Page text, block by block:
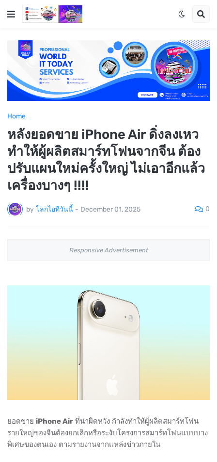
Home
หลังยอดขาย iPhone Air ดิ่งลงเหว
ทำให้ผู้ผลิตสมาร์ทโฟนจากจีน ต้อง
ปรับแผนใหม่ครั้งใหญ่ ไม่เอาอีกแล้ว
เครื่องบางๆ !!!!
by โลกไอทีวันนี้ - December 01, 2025 0
Responsive Advertisement
ยอดขาย iPhone Air ที่น่าผิดหวัง กำลังทำให้ผู้ผลิตสมาร์ทโฟน
รายใหญ่ของจีนต้องยกเลิกหรือระงับโครงการสมาร์ทโฟนแบบบาง
พิเศษของตนเอง ตามรายงานจากแหล่งข่าวภายใน